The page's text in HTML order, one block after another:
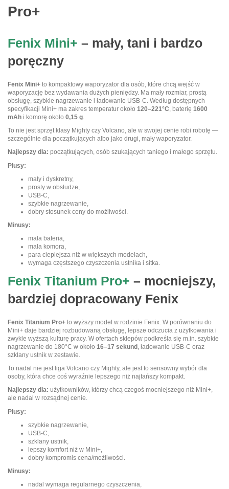
Pro+
Fenix Mini+ – mały, tani i bardzo
poręczny
Fenix Mini+ to kompaktowy waporyzator dla osób, które chcą wejść w
waporyzację bez wydawania dużych pieniędzy. Ma mały rozmiar, prostą
obsługę, szybkie nagrzewanie i ładowanie USB-C. Według dostępnych
specyfikacji Mini+ ma zakres temperatur około 120–221°C, baterię 1600
mAh i komorę około 0,15 g.
To nie jest sprzęt klasy Mighty czy Volcano, ale w swojej cenie robi robotę —
szczególnie dla początkujących albo jako drugi, mały waporyzator.
Najlepszy dla: początkujących, osób szukających taniego i małego sprzętu.
Plusy:
mały i dyskretny,
prosty w obsłudze,
USB-C,
szybkie nagrzewanie,
dobry stosunek ceny do możliwości.
Minusy:
mała bateria,
mała komora,
para cieplejsza niż w większych modelach,
wymaga częstszego czyszczenia ustnika i sitka.
Fenix Titanium Pro+ – mocniejszy,
bardziej dopracowany Fenix
Fenix Titanium Pro+ to wyższy model w rodzinie Fenix. W porównaniu do
Mini+ daje bardziej rozbudowaną obsługę, lepsze odczucia z użytkowania i
zwykle wyższą kulturę pracy. W ofertach sklepów podkreśla się m.in. szybkie
nagrzewanie do 180°C w około 16–17 sekund , ładowanie USB-C oraz
szklany ustnik w zestawie.
To nadal nie jest liga Volcano czy Mighty, ale jest to sensowny wybór dla
osoby, która chce coś wyraźnie lepszego niż najtańszy kompakt.
Najlepszy dla: użytkowników, którzy chcą czegoś mocniejszego niż Mini+,
ale nadal w rozsądnej cenie.
Plusy:
szybkie nagrzewanie,
USB-C,
szklany ustnik,
lepszy komfort niż w Mini+,
dobry kompromis cena/możliwości.
Minusy:
nadal wymaga regularnego czyszczenia,